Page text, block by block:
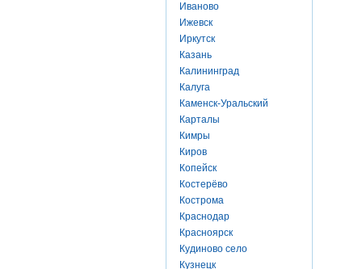
Иваново
Ижевск
Иркутск
Казань
Калининград
Калуга
Каменск-Уральский
Карталы
Кимры
Киров
Копейск
Костерёво
Кострома
Краснодар
Красноярск
Кудиново село
Кузнецк